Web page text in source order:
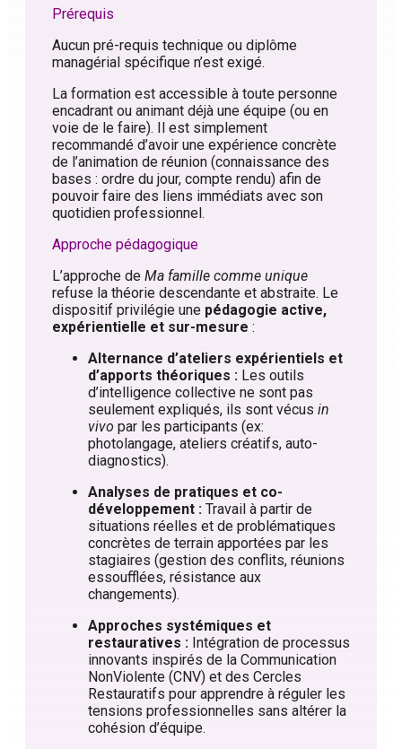
Prérequis
Aucun pré-requis technique ou diplôme
managérial spécifique n’est exigé.
La formation est accessible à toute personne
encadrant ou animant déjà une équipe (ou en
voie de le faire). Il est simplement
recommandé d’avoir une expérience concrète
de l’animation de réunion (connaissance des
bases : ordre du jour, compte rendu) afin de
pouvoir faire des liens immédiats avec son
quotidien professionnel.
Approche pédagogique
L’approche de Ma famille comme unique
refuse la théorie descendante et abstraite. Le
dispositif privilégie une pédagogie active,
expérientielle et sur-mesure :
Alternance d’ateliers expérientiels et
d’apports théoriques : Les outils
d’intelligence collective ne sont pas
seulement expliqués, ils sont vécus in
vivo par les participants (ex:
photolangage, ateliers créatifs, auto-
diagnostics).
Analyses de pratiques et co-
développement : Travail à partir de
situations réelles et de problématiques
concrètes de terrain apportées par les
stagiaires (gestion des conflits, réunions
essoufflées, résistance aux
changements).
Approches systémiques et
restauratives : Intégration de processus
innovants inspirés de la Communication
NonViolente (CNV) et des Cercles
Restauratifs pour apprendre à réguler les
tensions professionnelles sans altérer la
cohésion d’équipe.